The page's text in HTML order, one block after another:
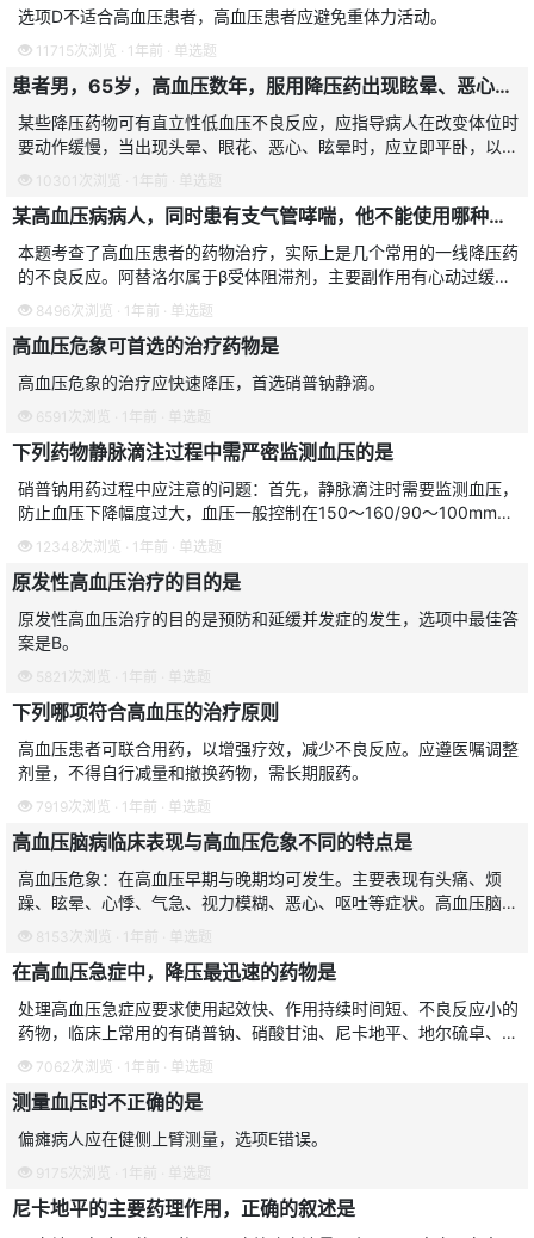
选项D不适合高血压患者，高血压患者应避免重体力活动。
11715次浏览 · 1年前 · 单选题
患者男，65岁，高血压数年，服用降压药出现眩晕、恶心、眼花，测血压值100/65mmHg，家人给予平卧位，其最主要目的是
某些降压药物可有直立性低血压不良反应，应指导病人在改变体位时
要动作缓慢，当出现头晕、眼花、恶心、眩晕时，应立即平卧，以增
加回心血量，改善脑部血液供应。
10301次浏览 · 1年前 · 单选题
某高血压病病人，同时患有支气管哮喘，他不能使用哪种降压药物
本题考查了高血压患者的药物治疗，实际上是几个常用的一线降压药
的不良反应。阿替洛尔属于β受体阻滞剂，主要副作用有心动过缓和
诱发支气管平滑肌收缩，阻塞性支气管疾病病人禁用，故不能用于同
时患有支气管哮喘的高
8496次浏览 · 1年前 · 单选题
高血压危象可首选的治疗药物是
高血压危象的治疗应快速降压，首选硝普钠静滴。
6591次浏览 · 1年前 · 单选题
下列药物静脉滴注过程中需严密监测血压的是
硝普钠用药过程中应注意的问题：首先，静脉滴注时需要监测血压，
防止血压下降幅度过大，血压一般控制在150～160/90～100mmHg
为宜。硝普钠缓慢静脉滴注，扩张小动脉和小静脉，严密监测血压，
因含有氰
12348次浏览 · 1年前 · 单选题
原发性高血压治疗的目的是
原发性高血压治疗的目的是预防和延缓并发症的发生，选项中最佳答
案是B。
5821次浏览 · 1年前 · 单选题
下列哪项符合高血压的治疗原则
高血压患者可联合用药，以增强疗效，减少不良反应。应遵医嘱调整
剂量，不得自行减量和撤换药物，需长期服药。
7919次浏览 · 1年前 · 单选题
高血压脑病临床表现与高血压危象不同的特点是
高血压危象：在高血压早期与晚期均可发生。主要表现有头痛、烦
躁、眩晕、心悸、气急、视力模糊、恶心、呕吐等症状。高血压脑
病：重症高血压病人易发生。临床表现以脑病症状和体征为特点，严
重头痛、呕吐、意识障碍、
8153次浏览 · 1年前 · 单选题
在高血压急症中，降压最迅速的药物是
处理高血压急症应要求使用起效快、作用持续时间短、不良反应小的
药物，临床上常用的有硝普钠、硝酸甘油、尼卡地平、地尔硫卓、拉
贝洛尔等，一般情况下首选硝普钠。
7062次浏览 · 1年前 · 单选题
测量血压时不正确的是
偏瘫病人应在健侧上臂测量，选项E错误。
9175次浏览 · 1年前 · 单选题
尼卡地平的主要药理作用，正确的叙述是